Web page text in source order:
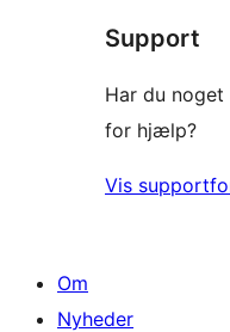
Support
Har du
for hjælp?
Vis
Om
Nyheder